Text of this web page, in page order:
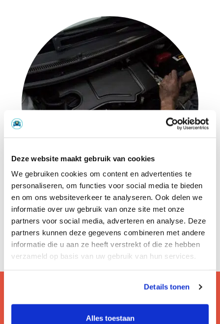
Deze website maakt gebruik van cookies
We gebruiken cookies om content en advertenties te
personaliseren, om functies voor social media te bieden
en om ons websiteverkeer te analyseren. Ook delen we
informatie over uw gebruik van onze site met onze
partners voor social media, adverteren en analyse. Deze
partners kunnen deze gegevens combineren met andere
informatie die u aan ze heeft verstrekt of die ze hebben
verzameld op basis van uw gebruik van hun services.
Details tonen
Alles toestaan
Vragen? Bezoek onze faq!